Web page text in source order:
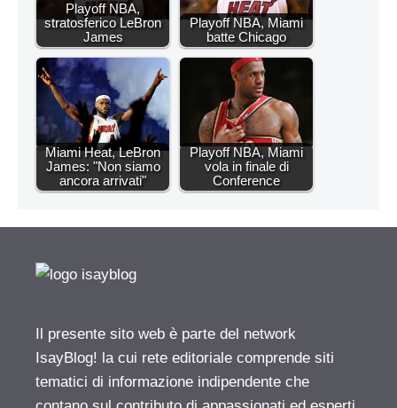
Playoff NBA,
stratosferico LeBron
James
Playoff NBA, Miami
batte Chicago
Miami Heat, LeBron
James: "Non siamo
ancora arrivati"
Playoff NBA, Miami
vola in finale di
Conference
Il presente sito web è parte del network
IsayBlog! la cui rete editoriale comprende siti
tematici di informazione indipendente che